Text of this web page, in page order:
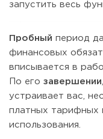
запустить весь
Пробный период
финансовых
вписывается в
По его завершении
устраивает вас,
платных тарифных
использования.